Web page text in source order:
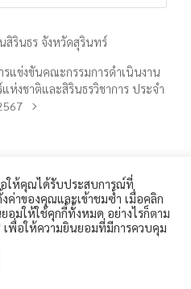
สิรินธร จังหวัดสุรินทร์
แข่งขันคณะกรรมการดำเนินงาน
งชาติและสิรินธรวิชาการ ประจำ
าล 1 ตำบลในเมือง อำเภอเมือง
โทรศัพท์ : 044-511-189
187 E-Mail :
อให้คุณได้รับประสบการณ์ที่
ค่าของคุณและเข้าชมซ้ำ เมื่อคลิก
มให้ใช้คุกกี้ทั้งหมด อย่างไรก็ตาม
พื่อให้ความยินยอมที่มีการควบคุม